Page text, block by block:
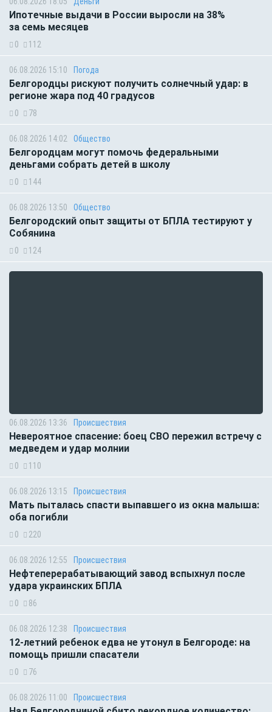
Ипотечные выдачи в России выросли на 38%
за семь месяцев
0 112
06.08.2026 15:10 Погода
Белгородцы рискуют получить солнечный удар: в
регионе жара под 40 градусов
0 78
06.08.2026 14:02 Общество
Белгородцам могут помочь федеральными
деньгами собрать детей в школу
0 144
06.08.2026 13:50 Общество
Белгородский опыт защиты от БПЛА тестируют у
Собянина
0 124
06.08.2026 13:36 Происшествия
Невероятное спасение: боец СВО пережил встречу с
медведем и удар молнии
0 110
06.08.2026 13:15 Происшествия
Мать пыталась спасти выпавшего из окна малыша:
оба погибли
0 220
06.08.2026 12:55 Происшествия
Нефтеперерабатывающий завод вспыхнул после
удара украинских БПЛА
0 86
06.08.2026 12:38 Происшествия
12-летний ребенок едва не утонул в Белгороде: на
помощь пришли спасатели
0 76
06.08.2026 11:00 Происшествия